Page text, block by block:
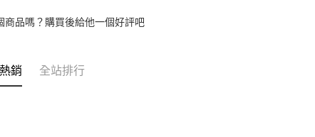
商品嗎？購買後給他一個好評吧
銷 全站排行